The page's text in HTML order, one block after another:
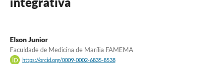
Elson Junior
Faculdade de Medicina de Marília FAMEMA
https://orcid.org/0009-0002-6835-8538